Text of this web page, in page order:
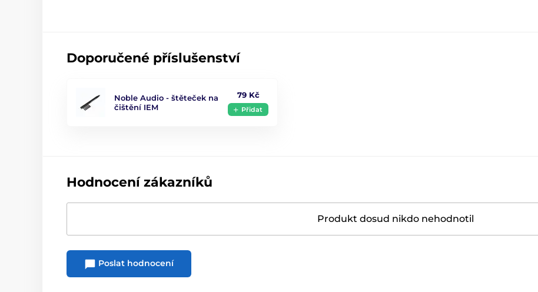
Doporučené příslušenství
Noble Audio - štěteček na
čištění IEM
79 Kč
Přidat
Hodnocení zákazníků
Produkt dosud nikdo nehodnotil
Poslat hodnocení